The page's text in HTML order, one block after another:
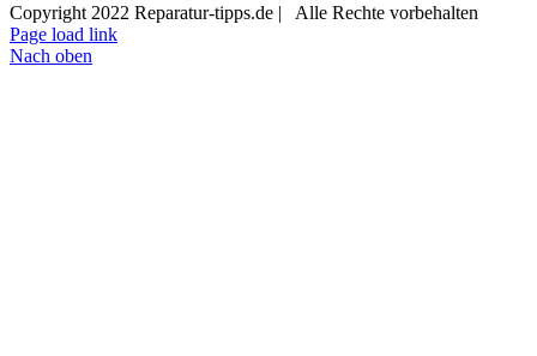
Copyright 2022 Reparatur-tipps.de | Alle Rechte vorbehalten
Page load link
Nach oben